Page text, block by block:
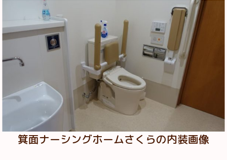
箕面ナーシングホームさくらの内装画像